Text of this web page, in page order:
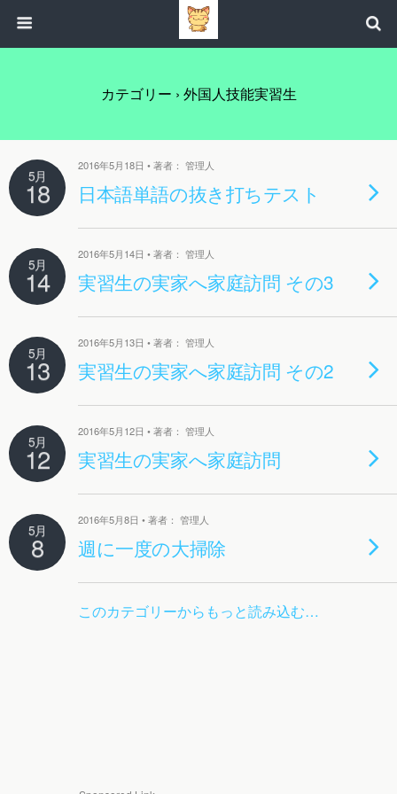
カテゴリー › 外国人技能実習生
5月
18
2016年5月18日 • 著者： 管理人
日本語単語の抜き打ちテスト
5月
14
2016年5月14日 • 著者： 管理人
実習生の実家へ家庭訪問 その3
5月
13
2016年5月13日 • 著者： 管理人
実習生の実家へ家庭訪問 その2
5月
12
2016年5月12日 • 著者： 管理人
実習生の実家へ家庭訪問
5月
8
2016年5月8日 • 著者： 管理人
週に一度の大掃除
このカテゴリーからもっと読み込む…